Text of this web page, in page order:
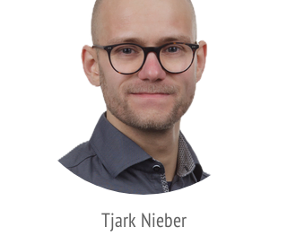
Tjark Nieber